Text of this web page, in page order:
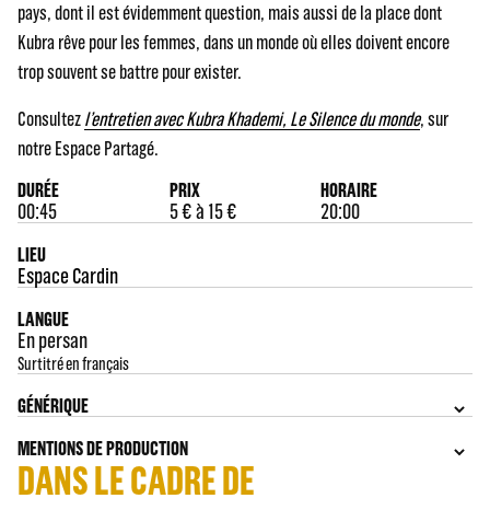
pays, dont il est évidemment question, mais aussi de la place dont
Kubra rêve pour les femmes, dans un monde où elles doivent encore
trop souvent se battre pour exister.
Consultezl’entretien avec Kubra Khademi, Le Silence du monde, sur
notre Espace Partagé.
DURÉE
00:45
PRIX
5 € à 15 €
HORAIRE
20:00
LIEU
Espace Cardin
LANGUE
En persan
Surtitré en français
GÉNÉRIQUE
MENTIONS DE PRODUCTION
DANS LE CADRE DE